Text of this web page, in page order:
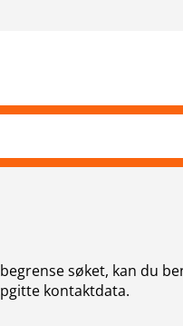
søket, kan du
kontaktdata.